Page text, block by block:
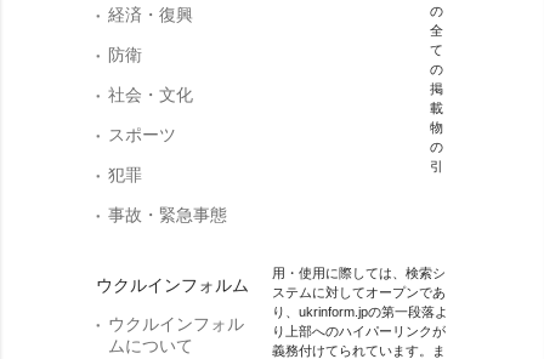
経済・復興
防衛
社会・文化
スポーツ
犯罪
事故・緊急事態
ウクルインフォルム
ウクルインフォル
ムについて
の
全
て
の
掲
載
物
の
引
用・使用に際しては、検索シ
ステムに対してオープンであ
り、ukrinform.jpの第一段落よ
り上部へのハイパーリンクが
義務付けてられています。ま